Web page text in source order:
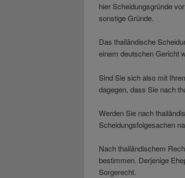
hier Scheidungsgründe
sonstige Gründe.
Das thailändische
einem deutschen Gericht
Sind Sie sich also mit
dagegen, dass Sie nach
Werden Sie nach
Scheidungsfolgesachen
Nach thailändischem
bestimmen. Derjenige
Sorgerecht.